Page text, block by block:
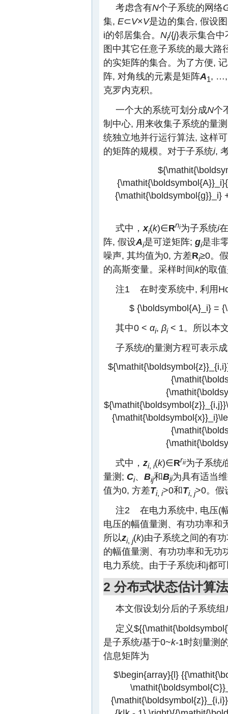
考虑含有N个子系统的网络
集, E⊂V×V是边的集合, 假设图
i的邻居集合。 Ni/{j}表示集合中
图中其它任意子系统的最大路
的实矩阵的集合。为了方便, 记
阵, 对角线的元素是矩阵A1,
克罗内克积。
一个大的系统可划分成N个
制中心, 用来收集子系统的量
统独立地并行运行算法, 这样
的矩阵的规模。对于子系统i,
{\mathit{\boldsymbol{g}}_i}
式中， xi(k)∈Rni为子系统i在
阵, 假设Ai是可逆矩阵; gi是非
噪声, 其均值为0, 方差Ri≥0。
的高斯变量。采样时间k的取
注1 在时变系统中, 利用
$ {\boldsymbol{A}_i} =
其中0 < αi, βi< 1。所以本
子系统i的量测方程可表示
式中， zi, i(k)∈Rrii为子系统i
量测; Ci、 Bij和Bji为具有适当
值为0, 方差Ti, i>0和Ti, j>0。假
注2 在电力系统中, 电压(
电压的幅值量测、有功功率和
所以zi, j(k)由子系统之间的有
的幅值量测、有功功率和无功
电力系统。由于子系统i和j都
2 分布式状态估计算法
本文假设划分后的子系统组
定义
是子系统i基于0~k-1时刻量测
信息矩阵为
$\begin{array}{l}